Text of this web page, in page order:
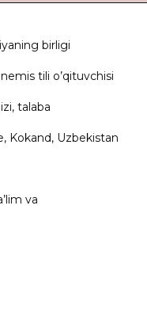
birligi
tili o’qituvchisi
talaba
Kokand, Uzbekistan
va